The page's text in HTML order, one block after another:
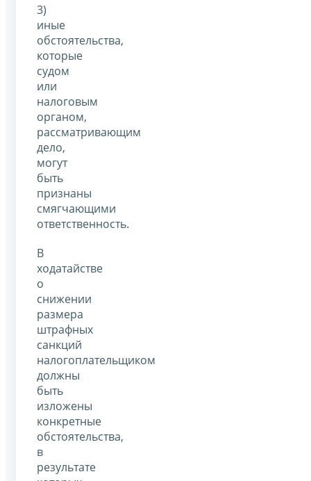
3)
иные
обстоятельства,
которые
судом
или
налоговым
органом,
рассматривающим
дело,
могут
быть
признаны
смягчающими
ответственность.
В
ходатайстве
о
снижении
размера
штрафных
санкций
налогоплательщиком
должны
быть
изложены
конкретные
обстоятельства,
в
результате